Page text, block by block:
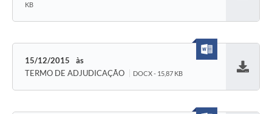
KB
15/12/2015
TERMO DE ADJUDICAÇÃO
DOCX - 15,87 KB